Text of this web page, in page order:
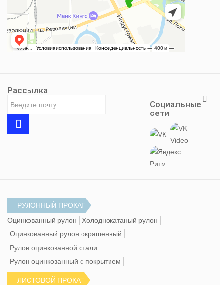
Рассылка
Социальные
сети
РУЛОННЫЙ ПРОКАТ
Оцинкованный рулон
Холоднокатаный рулон
Оцинкованный рулон окрашенный
Рулон оцинкованной стали
Рулон оцинкованный с покрытием
ЛИСТОВОЙ ПРОКАТ